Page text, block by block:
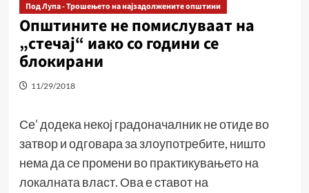
Под Лупа - Трошењето на најзадолжените општини
Општините не помислуваат на
„стечај“ иако со години се
блокирани
11/29/2018
Се’ додека некој градоначалник не отиде во
затвор и одговара за злоупотребите, ништо
нема да се промени во практикувањето на
локалната власт. Ова е ставот на